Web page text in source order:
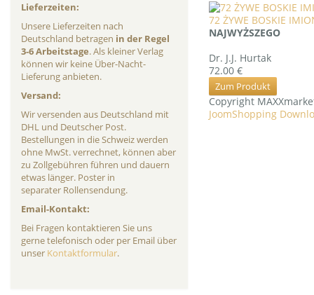
Lieferzeiten:
Unsere Lieferzeiten nach
Deutschland betragen in der Regel
3-6 Arbeitstage. Als kleiner Verlag
können wir keine Über-Nacht-
Lieferung anbieten.
Versand:
Wir versenden aus Deutschland mit
DHL und Deutscher Post.
Bestellungen in die Schweiz werden
ohne MwSt. verrechnet, können aber
zu Zollgebühren führen und dauern
etwas länger. Poster in
separater Rollensendung.
Email-Kontakt:
Bei Fragen kontaktieren Sie uns
gerne telefonisch oder per Email über
unser Kontaktformular.
72 ŻYWE BOSKIE
NAJWYŻSZEGO
Dr. J.J. Hurtak
72.00 €
Zum Produkt
Copyright
JoomShopping